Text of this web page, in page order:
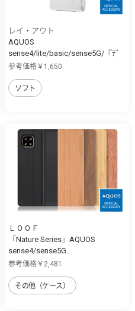
レイ・アウト
AQUOS
sense4/lite/basic/sense5G/『ﾃﾞ
ｨ...
参考価格￥1,650
ソフト
ＬＯＯＦ
「Nature Series」AQUOS
sense4/sense5G...
参考価格￥2,481
その他（ケース）